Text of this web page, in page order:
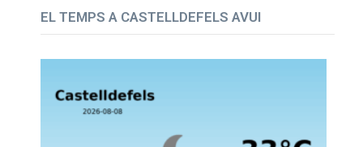
EL TEMPS A CASTELLDEFELS AVUI